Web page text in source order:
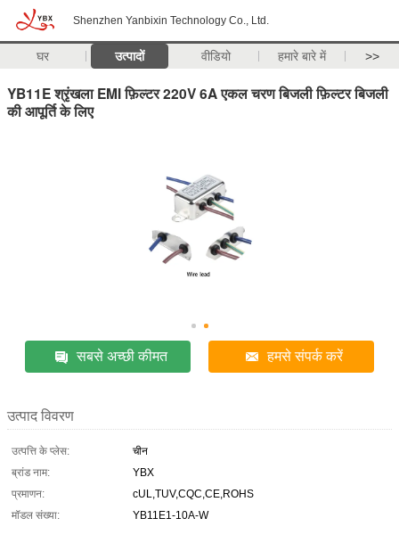
Shenzhen Yanbixin Technology Co., Ltd.
घर उत्पादों वीडियो हमारे बारे में >>
YB11E श्रृंखला EMI फ़िल्टर 220V 6A एकल चरण बिजली फ़िल्टर बिजली
की आपूर्ति के लिए
सबसे अच्छी कीमत हमसे संपर्क करें
उत्पाद विवरण
उत्पत्ति के प्लेस:
चीन
ब्रांड नाम:
YBX
प्रमाणन:
cUL,TUV,CQC,CE,ROHS
मॉडल संख्या:
YB11E1-10A-W